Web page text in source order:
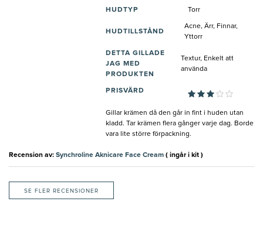
HUDTYP Torr
HUDTILLSTÅND
Acne, Ärr, Finnar,
Yttorr
DETTA GILLADE
JAG MED
PRODUKTEN
Textur, Enkelt att
använda
PRISVÄRD
Gillar krämen då den går in fint i huden utan
kladd. Tar krämen flera gånger varje dag. Borde
vara lite större förpackning.
Recension av: Synchroline Aknicare Face Cream ( ingår i kit )
SE FLER RECENSIONER